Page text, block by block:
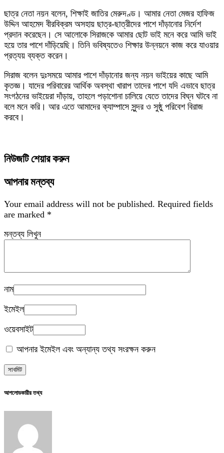
ছাত্র নেতা নয়ন বলেন, শিক্ষাই জাতির মেরুদণ্ড। আমার নেতা মেজর হাফিজ
উদ্দিন আহমেদ বীরবিক্রম অসহায় ছাত্র-ছাত্রীদের পাশে দাঁড়ানোর নির্দেশ
প্রদান করেছেন। সে আলোকে সিরাজকে আমার ছোট ভাই মনে করে আমি ভাই
হয়ে তার পাশে দাঁড়িয়েছি। তিনি ভবিষ্যতেও শিক্ষার উন্নয়নে কাজ করে যাওয়ার
প্রত্যয় ব্যক্ত করেন।
সিরাজ বলেন দুঃসময়ে আমার পাশে দাঁড়ানোর জন্য নয়ন ভাইয়ের কাছে আমি
কৃতজ্ঞ। যাদের পরিবারের আর্থিক অবস্থা খারাপ তাদের পাশে যদি এভাবে ছাত্র
সংগঠনের ভাইয়েরা দাঁড়ায়, তাহলে পড়াশোনা চালিয়ে যেতে তাদের বিঘ্ন ঘটবে না
বলে মনে করি। আর এতে আমাদের ক্যাম্পাসে সুন্দর ও সুষ্ঠু পরিবেশ বিরাজ
করবে।
নিউজটি শেয়ার করুন
আপনার মন্তব্য
Your email address will not be published. Required fields
are marked *
মন্তব্য লিখুন
নাম
ইমেইল
ওয়েবসাইট
আপনার ইমেইল এবং অন্যান্য তথ্য সংরক্ষন করুন
আপলোডকারীর তথ্য